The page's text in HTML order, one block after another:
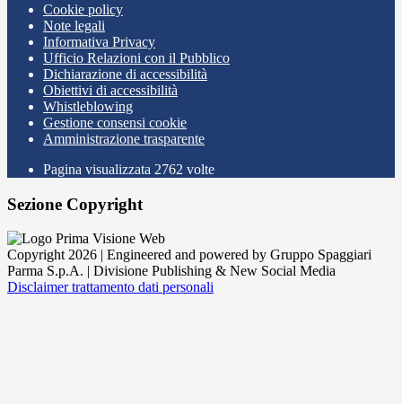
Cookie policy
Note legali
Informativa Privacy
Ufficio Relazioni con il Pubblico
Dichiarazione di accessibilità
Obiettivi di accessibilità
Whistleblowing
Gestione consensi cookie
Amministrazione trasparente
Pagina visualizzata 2762 volte
Sezione Copyright
Copyright 2026 | Engineered and powered by Gruppo Spaggiari
Parma S.p.A. | Divisione Publishing & New Social Media
Disclaimer trattamento dati personali